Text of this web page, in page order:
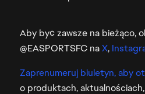
Aby być zawsze na bieżąco,
@EASPORTSFC naX,
Zaprenumeruj biuletyn, aby
o produktach,